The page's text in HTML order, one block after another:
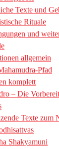
Texte und
Rituale
und
allgemein
Pfad
komplett
– Die
Texte zum
Shakyamuni